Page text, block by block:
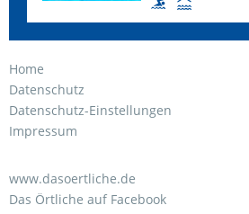
Home
Datenschutz
Datenschutz-Einstellungen
Impressum
www.dasoertliche.de
Das Örtliche auf Facebook